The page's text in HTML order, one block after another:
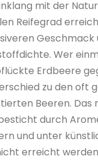
mit der
Reifegrad
Geschmack
Wer
Erdbeere
zu den oft
Beeren. Das
durch
und unter
erreicht